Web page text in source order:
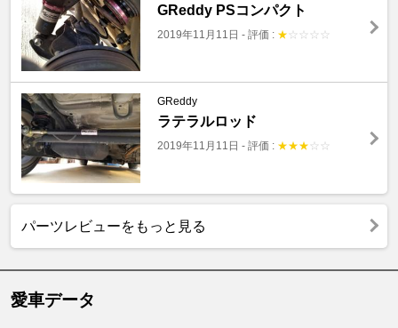
GReddy PSコンパクト
2019年11月11日 - 評価 : ★ ☆ ☆ ☆ ☆
GReddy
ラテラルロッド
2019年11月11日 - 評価 : ★★★ ☆ ☆
パーツレビューをもっと見る
愛車データ